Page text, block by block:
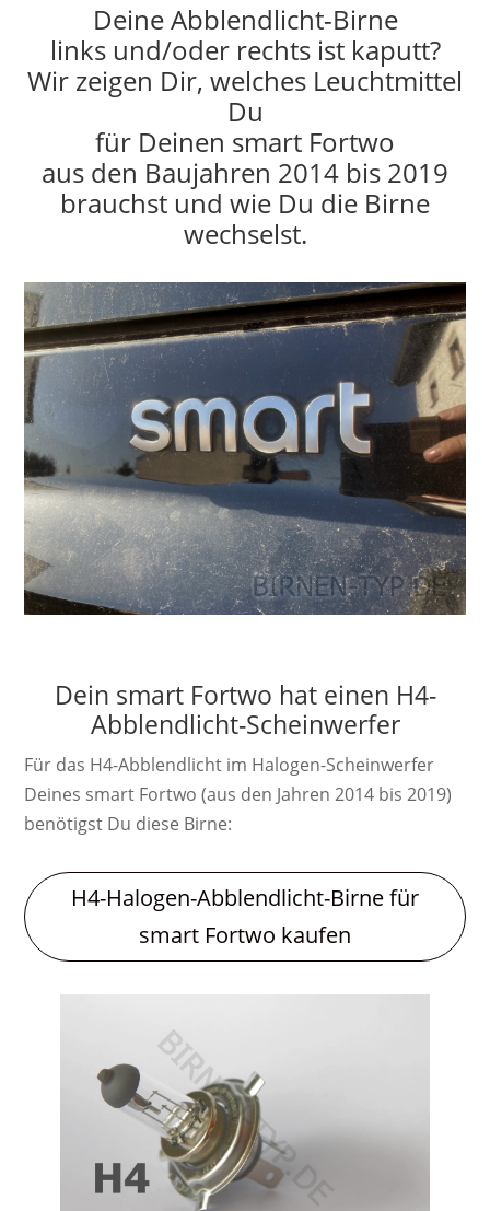
Deine Abblendlicht-Birne
links und/oder rechts ist kaputt?
Wir zeigen Dir, welches Leuchtmittel
Du
für Deinen smart Fortwo
aus den Baujahren 2014 bis 2019
brauchst und wie Du die Birne
wechselst.
Dein smart Fortwo hat einen H4-
Abblendlicht-Scheinwerfer
Für das H4-Abblendlicht im Halogen-Scheinwerfer
Deines smart Fortwo (aus den Jahren 2014 bis 2019)
benötigst Du diese Birne:
H4-Halogen-Abblendlicht-Birne für
smart Fortwo kaufen